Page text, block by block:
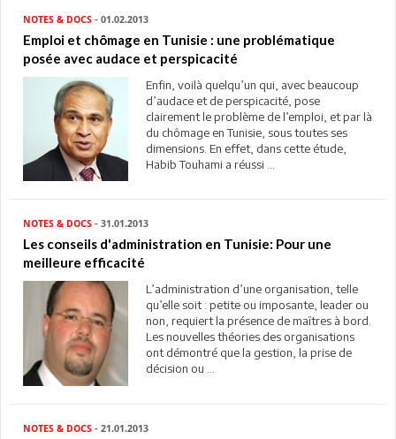
NOTES & DOCS - 01.02.2013
Emploi et chômage en Tunisie : une problématique
posée avec audace et perspicacité
Enfin, voilà quelqu’un qui, avec beaucoup
d’audace et de perspicacité, pose
clairement le problème de l’emploi, et par là
du chômage en Tunisie, sous toutes ses
dimensions. En effet, dans cette étude,
Habib Touhami a réussi ...
NOTES & DOCS - 31.01.2013
Les conseils d'administration en Tunisie: Pour une
meilleure efficacité
L’administration d’une organisation, telle
qu’elle soit : petite ou imposante, leader ou
non, requiert la présence de maîtres à bord.
Les nouvelles théories des organisations
ont démontré que la gestion, la prise de
décision ou ...
NOTES & DOCS - 21.01.2013